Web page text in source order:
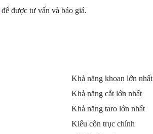
để được tư vấn và báo giá.
Khả năng khoan lớn nhất
Khả năng cắt lớn nhất
Khả năng taro lớn nhất
Kiểu côn trục chính